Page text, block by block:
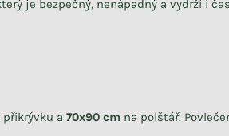
je bezpečný, nenápadný a vydrží i
přikrývku a 70x90 cm na polštář.